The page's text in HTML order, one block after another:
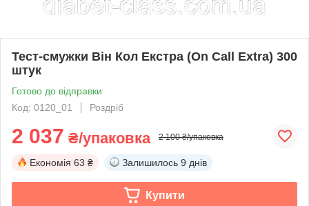
Тест-смужки Він Кол Екстра (On Call Extra) 300
штук
Готово до відправки
Код: 0120_01
Роздріб
2 037 ₴/упаковка 2 100 ₴/упаковка
Економія 63 ₴ Залишилось 9 днів
Купити